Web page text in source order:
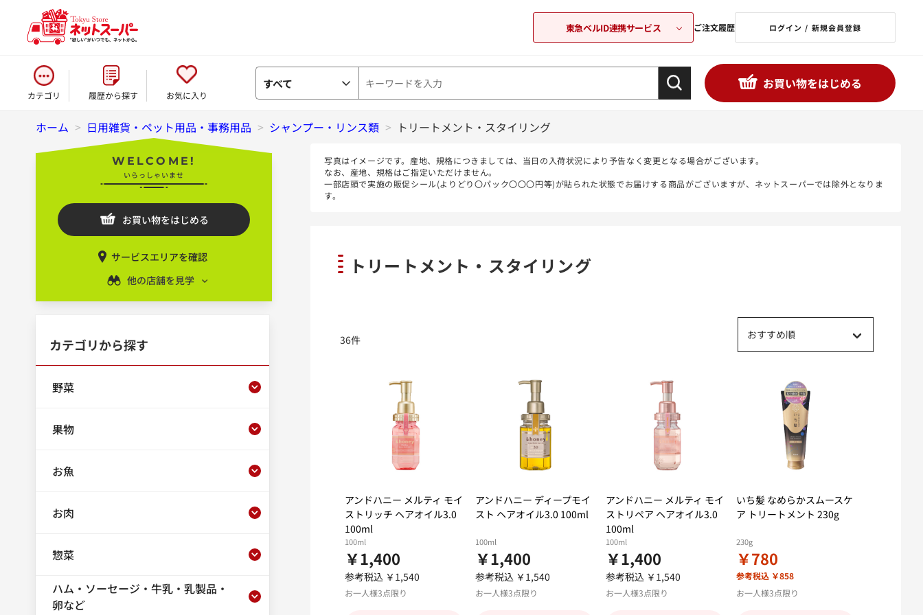
東急ベルID連携サービス
東急オンラインショップ
ご注文履歴 ログイン / 新規会員登録
カテゴリ 履歴から探す お気に入り
すべて お買い物をはじめる
ホーム > 日用雑貨・ペット用品・事務用品 > シャンプー・リンス類 > トリートメント・スタイリング
WELCOME!
いらっしゃいませ
お買い物をはじめる
サービスエリアを確認
他の店舗を見学
カテゴリから探す
野菜
果物
お魚
お肉
惣菜
ハム・ソーセージ・牛乳・乳製品・
卵など
写真はイメージです。産地、規格につきましては、当日の入荷状況により予告なく変更となる場合がございます。
なお、産地、規格はご指定いただけません。
一部店頭で実施の販促シール(よりどり〇パック〇〇〇円等)が貼られた状態でお届けする商品がございますが、ネットスーパーでは除外となりま
す。
トリートメント・スタイリング
36件 おすすめ順
アンドハニー メルティ モイ
ストリッチ ヘアオイル3.0
100ml
100ml
￥1,400
参考税込 ￥1,540
お一人様3点限り
アンドハニー ディープモイ
スト ヘアオイル3.0 100ml
100ml
￥1,400
参考税込 ￥1,540
お一人様3点限り
アンドハニー メルティ モイ
ストリペア ヘアオイル3.0
100ml
100ml
￥1,400
参考税込 ￥1,540
お一人様3点限り
いち髪 なめらかスムースケ
ア トリートメント 230g
230g
￥780
参考税込 ￥858
お一人様3点限り